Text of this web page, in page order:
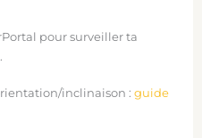
pour surveiller ta
inclinaison : guide